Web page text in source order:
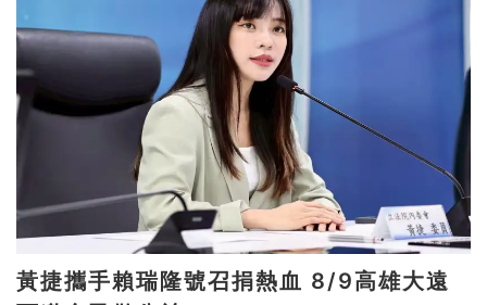
黃捷攜手賴瑞隆號召捐熱血 8/9高雄大遠